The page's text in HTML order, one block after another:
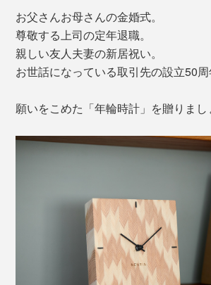
お父さんお母さんの金婚式。
尊敬する上司の定年退職。
親しい友人夫妻の新居祝い。
お世話になっている取引先の設立50周
願いをこめた「年輪時計」を贈りまし